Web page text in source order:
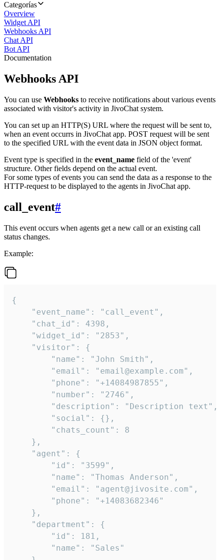
Categorías
Overview
Widget API
Webhooks API
Chat API
Bot API
Documentation
Webhooks API
You can use Webhooks to receive notifications about various events
associated with visitor's activity in JivoChat system.
You can set up an HTTP(S) URL where the request will be sent to,
when an event occurrs in JivoChat app. POST request will be sent
to the specified URL with the event data in JSON object format.
Event type is specified in the event_name field of the 'event'
structure. Other fields depend on the actual event.
For some types of events you can send the data as a response to the
HTTP-request to be displayed to the agents in JivoChat app.
call_event#
This event occurs when agents get a new call or an existing call
status changes.
Example:
{
    "event_name": "call_event",
    "chat_id": 4398,
    "widget_id": "2853",
    "visitor": {
        "name": "John Smith",
        "email": "email@example.com",
        "phone": "+14084987855",
        "number": "2746",
        "description": "Description text",
        "social": {},
        "chats_count": 8
    },
    "agent": {
        "id": "3599",
        "name": "Thomas Anderson",
        "email": "agent@jivosite.com",
        "phone": "+14083682346"
    },
    "department": {
        "id": 181,
        "name": "Sales"